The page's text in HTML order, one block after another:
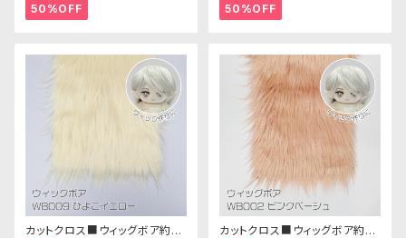
50%OFF 50%OFF
カットクロス■ウィッグボア約8c
カットクロス■ウィッグボア約8c